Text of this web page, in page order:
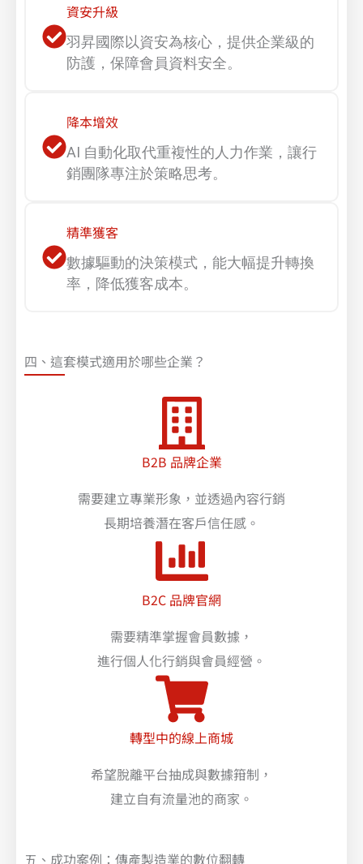
資安升級
羽昇國際以資安為核心，提供企業級的
防護，保障會員資料安全。
降本增效
AI 自動化取代重複性的人力作業，讓行
銷團隊專注於策略思考。
精準獲客
數據驅動的決策模式，能大幅提升轉換
率，降低獲客成本。
四、這套模式適用於哪些企業？​
B2B 品牌企業
需要建立專業形象，並透過內容行銷
長期培養潛在客戶信任感。
B2C 品牌官網
需要精準掌握會員數據，
進行個人化行銷與會員經營。
轉型中的線上商城
希望脫離平台抽成與數據箝制，
建立自有流量池的商家。
五、成功案例：傳產製造業的數位翻轉